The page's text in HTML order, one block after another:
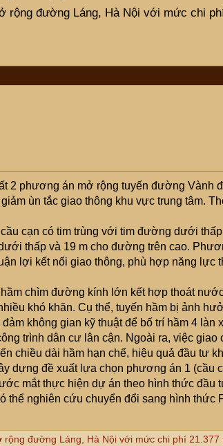
rộng đường Láng, Hà Nội với mức chi
2 phương án mở rộng tuyến đường Vành
ùn tắc giao thông khu vực trung tâm.
cạn có tim trùng với tim đường dưới
thấp và 19 m cho đường trên cao.
lợi kết nối giao thông, phù hợp năng lực
chìm đường kính lớn kết hợp thoát
khó khăn. Cụ thể, tuyến hầm bị ảnh
không gian kỹ thuật để bố trí hầm 4 làn
trình dân cư lân cận. Ngoài ra, việc
chiều dài hầm hạn chế, hiệu quả đầu tư
dựng đề xuất lựa chọn phương án 1 (cầu
mắt thực hiện dự án theo hình thức đầu
thể nghiên cứu chuyển đổi sang hình thức
rộng đường Láng, Hà Nội với mức chi phí 21.377